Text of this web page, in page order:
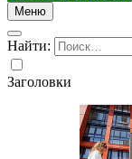
Меню
Найти:
Заголовки